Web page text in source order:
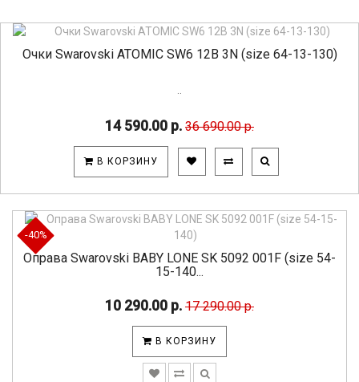
Очки Swarovski ATOMIC SW6 12B 3N (size 64-13-130)
14 590.00 р. 36 690.00 р.
В КОРЗИНУ
-40%
Оправа Swarovski BABY LONE SK 5092 001F (size 54-
15-140...
10 290.00 р. 17 290.00 р.
В КОРЗИНУ